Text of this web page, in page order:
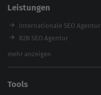
Referenzen
E-Books
Magazin
Leistungen
Internationale SEO Agentur
B2B SEO Agentur
Inhouse SEO Agentur
Enterprise SEO Agentur
mehr anzeigen
Tools